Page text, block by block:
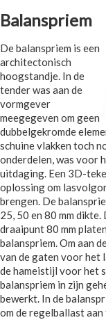
Balanspriem
De balanspriem is een
architectonisch
hoogstandje. In de
tender was aan de
vormgever
meegegeven om geen
dubbelgekromde
schuine vlakken toch
onderdelen, was voor
uitdaging. Een 3D-
oplossing om
brengen. De
25, 50 en 80 mm
draaipunt 80 mm
balanspriem. Om aan
van de gaten voor het
de hameistijl voor het
balanspriem in zijn
bewerkt. In de
om de regelballast